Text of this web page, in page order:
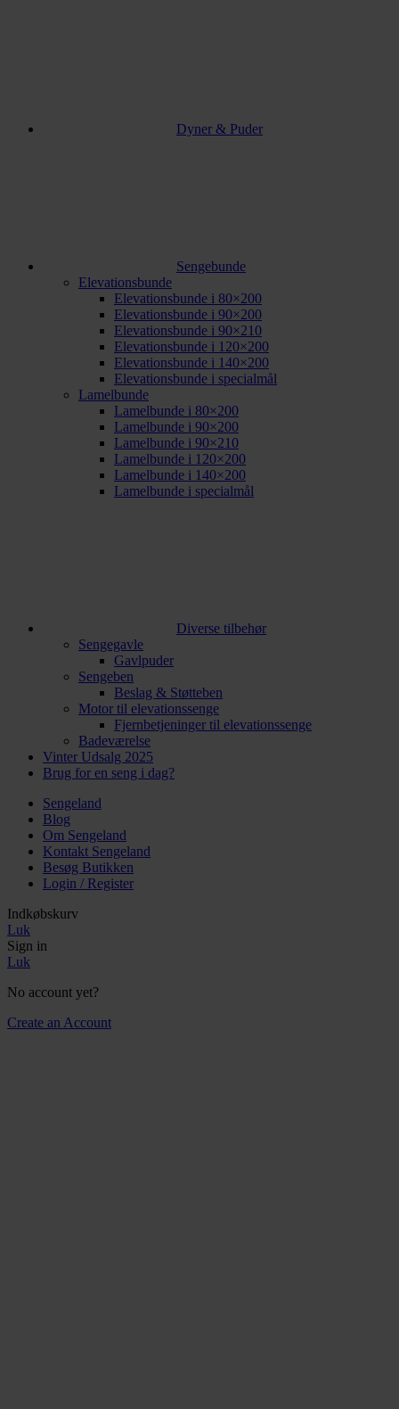
Dyner & Puder
Sengebunde
Elevationsbunde
Elevationsbunde i 80×200
Elevationsbunde i 90×200
Elevationsbunde i 90×210
Elevationsbunde i 120×200
Elevationsbunde i 140×200
Elevationsbunde i specialmål
Lamelbunde
Lamelbunde i 80×200
Lamelbunde i 90×200
Lamelbunde i 90×210
Lamelbunde i 120×200
Lamelbunde i 140×200
Lamelbunde i specialmål
Diverse tilbehør
Sengegavle
Gavlpuder
Sengeben
Beslag & Støtteben
Motor til elevationssenge
Fjernbetjeninger til elevationssenge
Badeværelse
Vinter Udsalg 2025
Brug for en seng i dag?
Sengeland
Blog
Om Sengeland
Kontakt Sengeland
Besøg Butikken
Login / Register
Indkøbskurv
Luk
Sign in
Luk
No account yet?
Create an Account